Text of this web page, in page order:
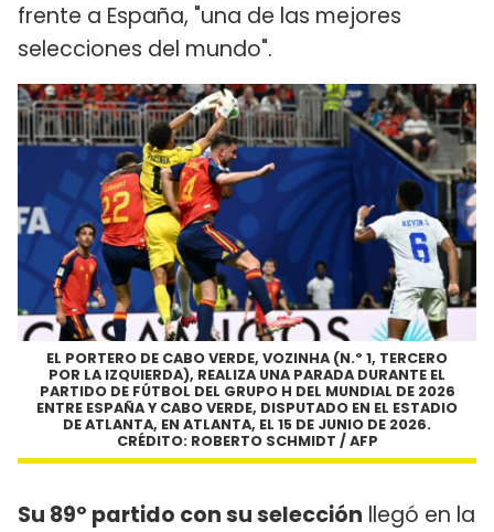
frente a España, "una de las mejores
selecciones del mundo".
EL PORTERO DE CABO VERDE, VOZINHA (N.º 1, TERCERO
POR LA IZQUIERDA), REALIZA UNA PARADA DURANTE EL
PARTIDO DE FÚTBOL DEL GRUPO H DEL MUNDIAL DE 2026
ENTRE ESPAÑA Y CABO VERDE, DISPUTADO EN EL ESTADIO
DE ATLANTA, EN ATLANTA, EL 15 DE JUNIO DE 2026.
CRÉDITO: ROBERTO SCHMIDT / AFP
Su 89º partido con su selección llegó en la